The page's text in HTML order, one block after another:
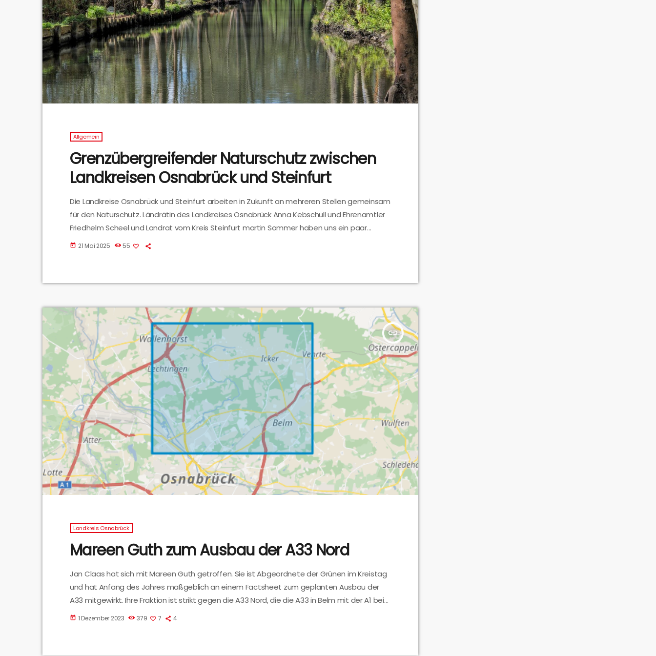
Allgemein
Grenzübergreifender Naturschutz zwischen
Landkreisen Osnabrück und Steinfurt
Die Landkreise Osnabrück und Steinfurt arbeiten in Zukunft an mehreren Stellen gemeinsam
für den Naturschutz. Ländrätin des Landkreises Osnabrück Anna Kebschull und Ehrenamtler
Friedhelm Scheel und Landrat vom Kreis Steinfurt martin Sommer haben uns ein paar
Fragen zu dem Thema beantwortet.
today 21 Mai 2025 55
insert_link
Landkreis Osnabrück
Mareen Guth zum Ausbau der A33 Nord
Jan Claas hat sich mit Mareen Guth getroffen. Sie ist Abgeordnete der Grünen im Kreistag
und hat Anfang des Jahres maßgeblich an einem Factsheet zum geplanten Ausbau der
A33 mitgewirkt. Ihre Fraktion ist strikt gegen die A33 Nord, die die A33 in Belm mit der A1 bei
Wallenhorst verbinden soll.
today 1 Dezember 2023 379 7 4